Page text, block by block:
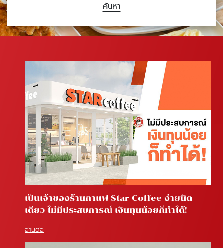
ค้นหา
เป็นเจ้าของร้านกาแฟ Star Coffee ง่ายนิด
เดียว ไม่มีประสบการณ์ เงินทุนน้อยก็ทำได้!
อ่านต่อ